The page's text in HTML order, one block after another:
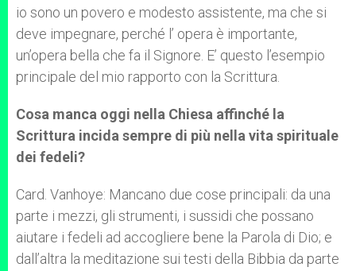
io sono un povero e modesto assistente, ma che si
deve impegnare, perché l’ opera è importante,
un’opera bella che fa il Signore. E’ questo l’esempio
principale del mio rapporto con la Scrittura.
Cosa manca oggi nella Chiesa affinché la
Scrittura incida sempre di più nella vita spirituale
dei fedeli?
Card. Vanhoye: Mancano due cose principali: da una
parte i mezzi, gli strumenti, i sussidi che possano
aiutare i fedeli ad accogliere bene la Parola di Dio; e
dall’altra la meditazione sui testi della Bibbia da parte